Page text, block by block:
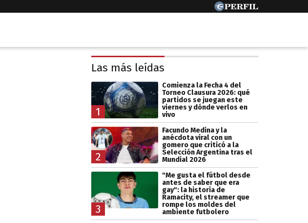
Las más leídas
1
Comienza la Fecha 4 del
Torneo Clausura 2026: qué
partidos se juegan este
viernes y dónde verlos en
vivo
2
Facundo Medina y la
anécdota viral con un
gomero que criticó a la
Selección Argentina tras el
Mundial 2026
3
"Me gusta el fútbol desde
antes de saber que era
gay": la historia de
Ramacity, el streamer que
rompe los moldes del
ambiente futbolero